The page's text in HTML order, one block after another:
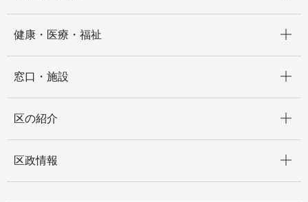
健康・医療・福祉
窓口・施設
区の紹介
区政情報